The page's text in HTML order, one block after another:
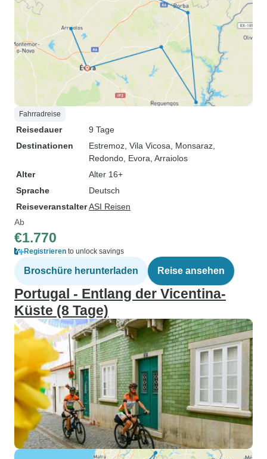
Fahrradreise
Reisedauer
9 Tage
Destinationen
Estremoz , Vila Vicosa , Monsaraz
Redondo , Evora , Arraiolos
Alter
Alter 16+
Sprache
Deutsch
ReiseveranstalterASI Reisen
Ab
€1.770
Registrieren to unlock savings
Broschüre herunterladen Reise ansehen
Portugal - Entlang der Vicentina-
Küste (8 Tage)